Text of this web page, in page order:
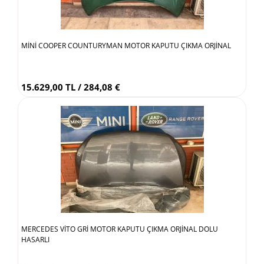
MİNİ COOPER COUNTURYMAN MOTOR KAPUTU ÇIKMA ORJİNAL
15.629,00 TL / 284,08 €
MERCEDES VİTO GRİ MOTOR KAPUTU ÇIKMA ORJİNAL DOLU
HASARLI